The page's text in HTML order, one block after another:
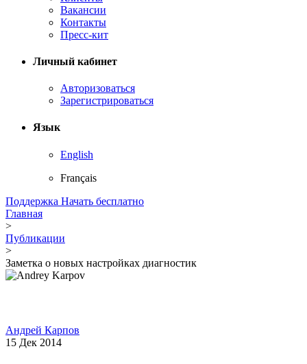
Вакансии
Контакты
Пресс-кит
Личный кабинет
Авторизоваться
Зарегистрироваться
Язык
English
Français
Поддержка Начать бесплатно
Главная
>
Публикации
>
Заметка о новых настройках диагностик
Андрей Карпов
15 Дек 2014